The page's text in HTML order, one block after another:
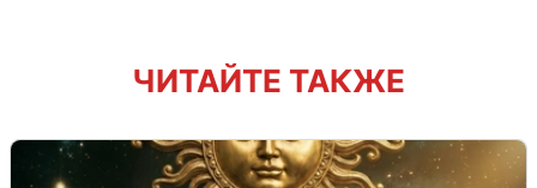
ЧИТАЙТЕ ТАКЖЕ